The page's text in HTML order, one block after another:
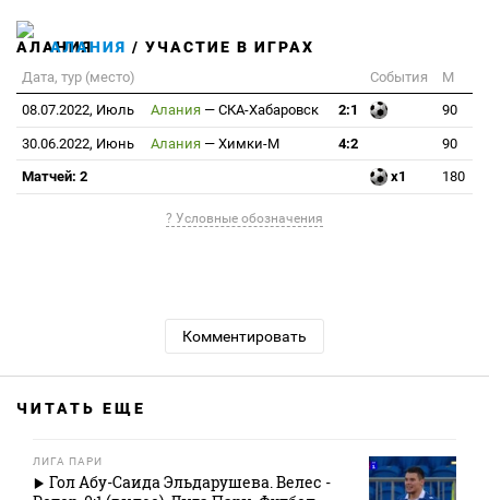
АЛАНИЯ / УЧАСТИЕ В ИГРАХ
Дата, тур (место) События
М
08.07.2022, Июль
Алания — СКА-Хабаровск 2:1 90
30.06.2022, Июнь Алания — Химки-М 4:2
90
Матчей: 2
x1 180
? Условные обозначения
Комментировать
ЧИТАТЬ ЕЩЕ
ЛИГА ПАРИ
Гол Абу-Саида Эльдарушева. Велес -